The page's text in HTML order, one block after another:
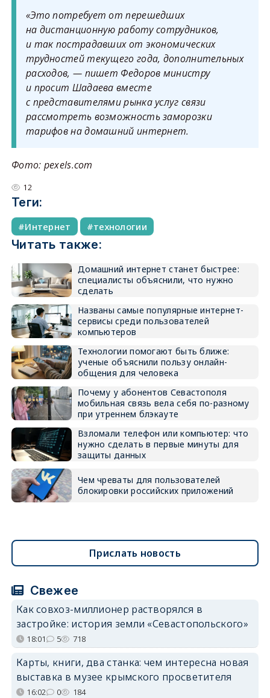
«Это потребует от перешедших
на дистанционную работу сотрудников,
и так пострадавших от экономических
трудностей текущего года, дополнительных
расходов, — пишет Федоров министру
и просит Шадаева вместе
с представителями рынка услуг связи
рассмотреть возможность заморозки
тарифов на домашний интернет.
Фото: pexels.com
12
Теги:
Интернет технологии
Читать также:
Домашний интернет станет быстрее:
специалисты объяснили, что нужно
сделать
Названы самые популярные интернет-
сервисы среди пользователей
компьютеров
Технологии помогают быть ближе:
ученые объяснили пользу онлайн-
общения для человека
Почему у абонентов Севастополя
мобильная связь вела себя по-разному
при утреннем блэкауте
Взломали телефон или компьютер: что
нужно сделать в первые минуты для
защиты данных
Чем чреваты для пользователей
блокировки российских приложений
Прислать новость
Свежее
Как совхоз-миллионер растворялся в
застройке: история земли «Севастопольского»
18:01 5 718
Карты, книги, два станка: чем интересна новая
выставка в музее крымского просветителя
16:02 0 184